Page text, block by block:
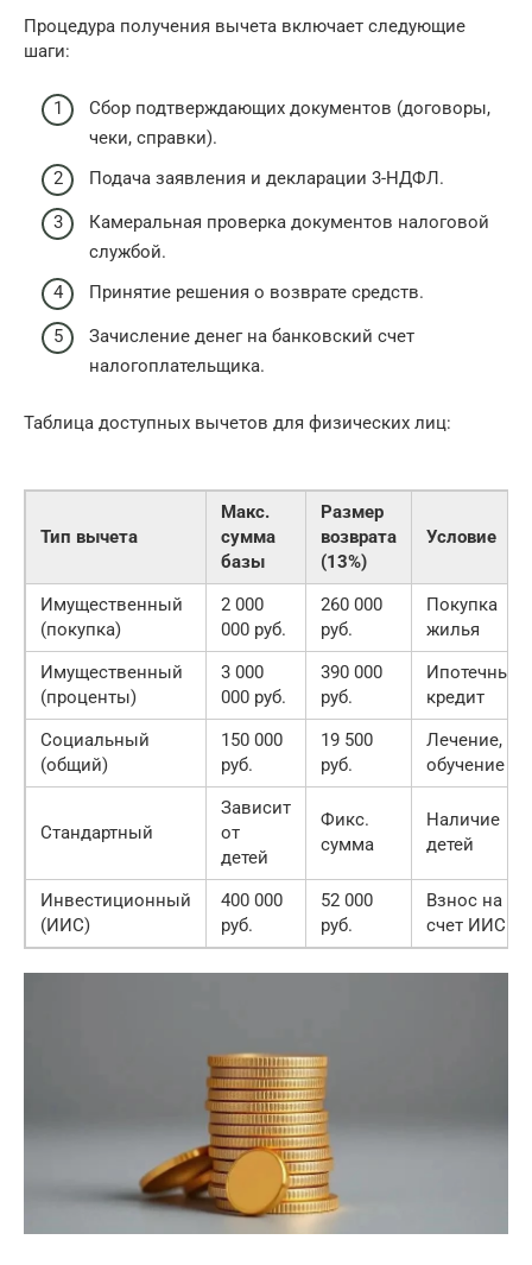
Процедура получения вычета включает следующие
шаги:
Сбор подтверждающих документов (договоры,
чеки, справки).
Подача заявления и декларации 3-НДФЛ.
Камеральная проверка документов налоговой
службой.
Принятие решения о возврате средств.
Зачисление денег на банковский счет
налогоплательщика.
Таблица доступных вычетов для физических лиц:
Тип вычета
Макс.
сумма
базы
Размер
возврата
(13%)
Условие
Имущественный
(покупка)
2 000
000 руб.
260 000
руб.
Покупка
жилья
Имущественный
(проценты)
3 000
000 руб.
390 000
руб.
Ипотечный
кредит
Социальный
(общий)
150 000
руб.
19 500
руб.
Лечение,
обучение
Стандартный
Зависит
от
детей
Фикс.
сумма
Наличие
детей
Инвестиционный
(ИИС)
400 000
руб.
52 000
руб.
Взнос на
счет ИИС